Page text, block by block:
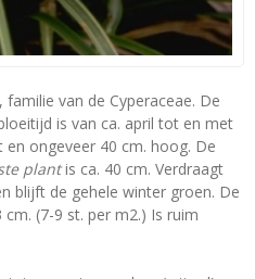
, familie van de Cyperaceae. De
is van ca. april tot en met
ongeveer 40 cm. hoog. De
plantis ca. 40 cm. Verdraagt
blijft de gehele winter groen. De
(7-9 st. per m2.) Is ruim